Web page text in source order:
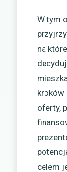
W tym
na
kroków
oferty,
celem